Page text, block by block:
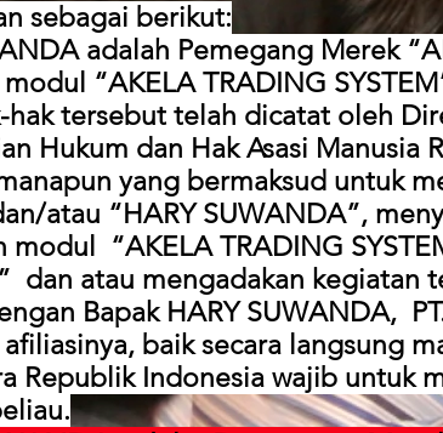
sebagai berikut:
adalah Pemegang Merek
“AKELA TRADING
hak tersebut telah dicatat oleh
Hukum dan Hak Asasi Manusia
yang bermaksud untuk
atau “HARY SUWANDA”,
“AKELA TRADING
dan atau mengadakan kegiatan
Bapak HARY SUWANDA,
baik secara langsung
Republik Indonesia wajib untuk